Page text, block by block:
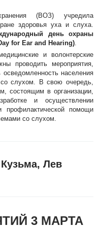
(ВОЗ) учредила
здоровья уха и слуха.
день охраны
for Ear and Hearing).
и волонтерские
проводить мероприятия,
населения
слухом. В свою очередь,
состоящим в организации,
и осуществлении
профилактической помощи
со слухом.
Лев
3 МАРТА